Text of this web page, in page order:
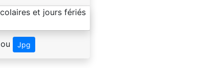
ou Jpg